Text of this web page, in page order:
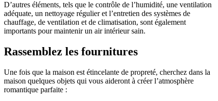
D’autres éléments, tels que le contrôle de l’humidité, une ventilation
adéquate, un nettoyage régulier et l’entretien des systèmes de
chauffage, de ventilation et de climatisation, sont également
importants pour maintenir un air intérieur sain.
Rassemblez les fournitures
Une fois que la maison est étincelante de propreté, cherchez dans la
maison quelques objets qui vous aideront à créer l’atmosphère
romantique parfaite :